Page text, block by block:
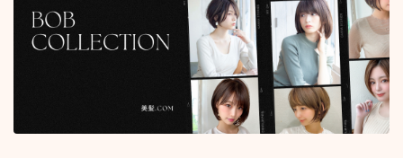
スタイルから探す